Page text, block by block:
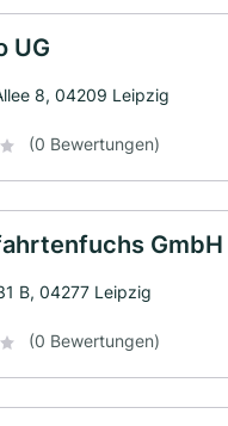
UG
8, 04209 Leipzig
(0 Bewertungen)
GmbH
B, 04277 Leipzig
(0 Bewertungen)